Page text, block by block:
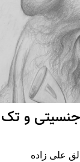
جنسیتی و تک
علی زاده